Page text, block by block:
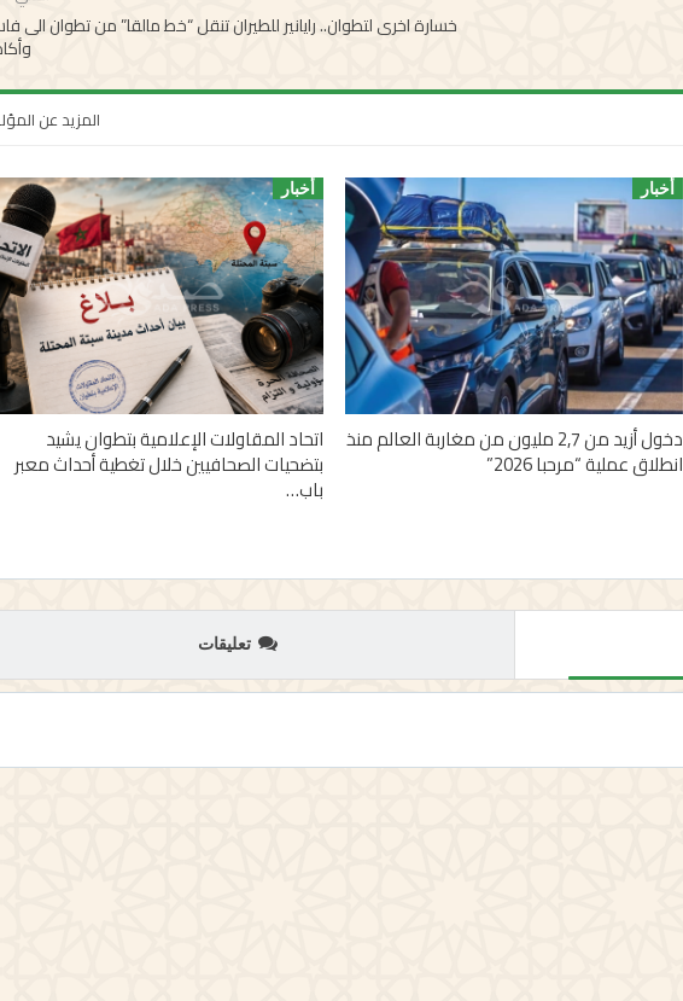
خسارة اخرى لتطوان.. رايانير للطيران تنقل “خط مالقا” من تطوان الى
المزيد عن
أخبار
دخول أزيد من 2,7 مليون من مغاربة العالم منذ
انطلاق عملية “مرحبا 2026”
أخبار
اتحاد المقاولات الإعلامية بتطوان يشيد
بتضحيات الصحافيين خلال تغطية أحداث معبر
باب…
تعليقات